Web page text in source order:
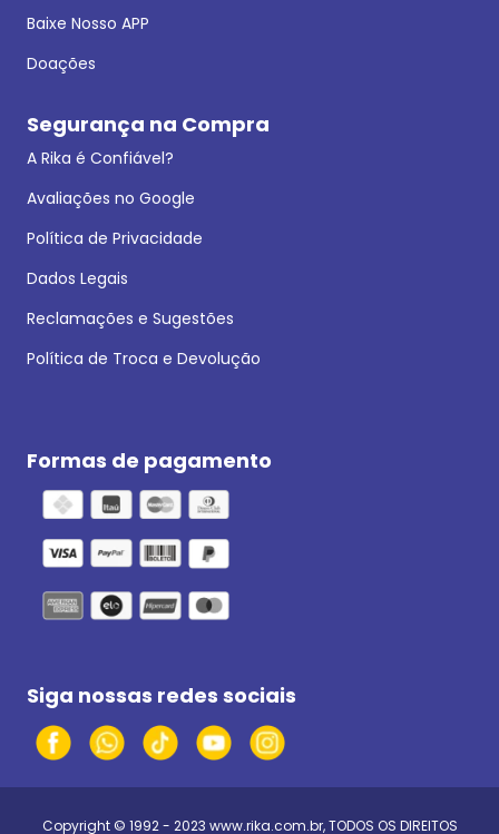
Baixe Nosso APP
Doações
Segurança na Compra
A Rika é Confiável?
Avaliações no Google
Política de Privacidade
Dados Legais
Reclamações e Sugestões
Política de Troca e Devolução
Formas de pagamento
Siga nossas redes sociais
Copyright © 1992 - 2023 www.rika.com.br, TODOS OS DIREITOS